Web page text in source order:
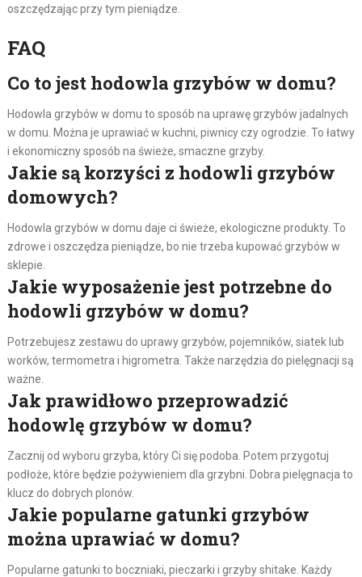
oszczędzając przy tym pieniądze.
FAQ
Co to jest hodowla grzybów w domu?
Hodowla grzybów w domu to sposób na uprawę grzybów jadalnych
w domu. Można je uprawiać w kuchni, piwnicy czy ogrodzie. To łatwy
i ekonomiczny sposób na świeże, smaczne grzyby.
Jakie są korzyści z hodowli grzybów
domowych?
Hodowla grzybów w domu daje ci świeże, ekologiczne produkty. To
zdrowe i oszczędza pieniądze, bo nie trzeba kupować grzybów w
sklepie.
Jakie wyposażenie jest potrzebne do
hodowli grzybów w domu?
Potrzebujesz zestawu do uprawy grzybów, pojemników, siatek lub
worków, termometra i higrometra. Także narzędzia do pielęgnacji są
ważne.
Jak prawidłowo przeprowadzić
hodowlę grzybów w domu?
Zacznij od wyboru grzyba, który Ci się podoba. Potem przygotuj
podłoże, które będzie pożywieniem dla grzybni. Dobra pielęgnacja to
klucz do dobrych plonów.
Jakie popularne gatunki grzybów
można uprawiać w domu?
Popularne gatunki to boczniaki, pieczarki i grzyby shitake. Każdy